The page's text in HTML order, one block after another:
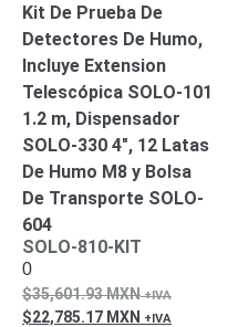
AlternaCorriente
DirectaRedes
Servidores
/
Almacenamiento
Accesorios
NAS /
SAN /
eSATADiscos
Duros
(HDD)Memorias
SD /
Kit De Prueba De
Detectores De Humo,
Incluye Extension
Telescópica SOLO-101
1.2 m, Dispensador
SOLO-330 4″, 12 Latas
De Humo M8 y Bolsa
De Transporte SOLO-
604
SOLO-810-KIT
0
35,601.93MXN
22,785.17 MXN